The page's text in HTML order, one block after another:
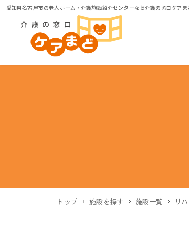
愛知県名古屋市の老人ホーム・介護施設紹介センターなら介護の窓口ケアま
トップ 施設を探す 施設一覧 リ